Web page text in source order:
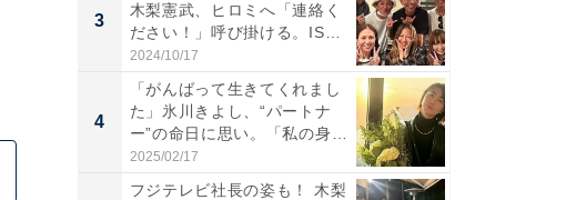
3
木梨憲武、ヒロミへ「連絡く
ださい！」呼び掛ける。IS
S...
2024/10/17
4
「がんばって生きてくれまし
た」氷川きよし、“パートナ
ー”の命日に思い。「私の身
体...
2025/02/17
フジテレビ社長の姿も！ 木梨